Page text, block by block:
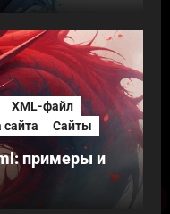
XML-файл
сайта Сайты
примеры и